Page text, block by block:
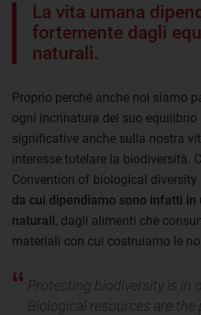
La vita umana
fortemente dagli
naturali.
Proprio perché anche noi siamo
ogni incrinatura del suo equilibrio
significative anche sulla nostra
interesse tutelare la biodiversità.
Convention of biological diversity
da cui dipendiamo sono infatti in
naturali, dagli alimenti che
materiali con cui costruiamo le
Protecting biodiversity is in
Biological resources are